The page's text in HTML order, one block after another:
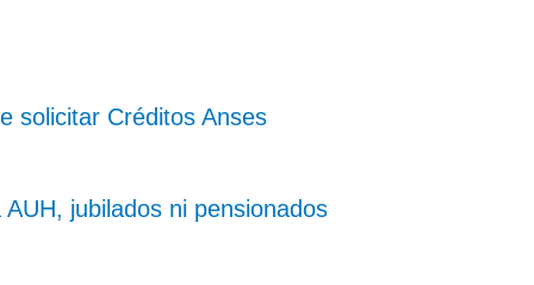
solicitar Créditos Anses
jubilados ni pensionados